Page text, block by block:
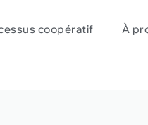
coopératif À